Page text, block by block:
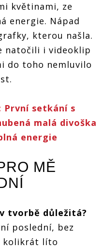
květinami, ze
energie. Nápad
kterou našla.
natočili i videoklip
do toho nemluvilo
První setkání s
malá divoška
energie
MĚ
tvorbě důležitá?
poslední, bez
kolikrát líto